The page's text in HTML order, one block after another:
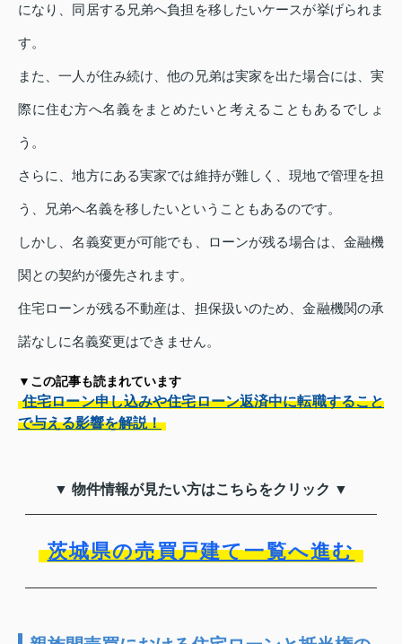
になり、同居する兄弟へ負担を移したいケースが挙げられま
す。
また、一人が住み続け、他の兄弟は実家を出た場合には、実
際に住む方へ名義をまとめたいと考えることもあるでしょ
う。
さらに、地方にある実家では維持が難しく、現地で管理を担
う、兄弟へ名義を移したいということもあるのです。
しかし、名義変更が可能でも、ローンが残る場合は、金融機
関との契約が優先されます。
住宅ローンが残る不動産は、担保扱いのため、金融機関の承
諾なしに名義変更はできません。
▼この記事も読まれています
住宅ローン申し込みや住宅ローン返済中に転職すること
で与える影響を解説！
▼ 物件情報が見たい方はこちらをクリック ▼
茨城県の売買戸建て一覧へ進む